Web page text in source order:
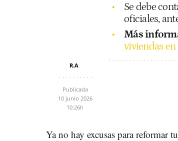
Se debe
oficiales,
Más
viviendas
R.A
Publicada
10 junio 2026
10:26h
Ya no hay excusas para reformar